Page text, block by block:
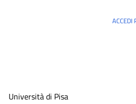
ACCEDI
Università di Pisa